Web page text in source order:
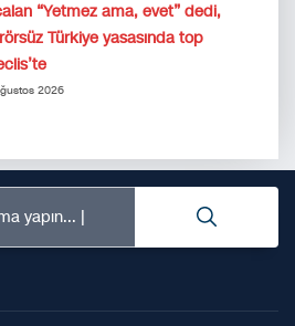
“Yetmez ama, evet” dedi,
Türkiye yasasında top
2026
yapın...